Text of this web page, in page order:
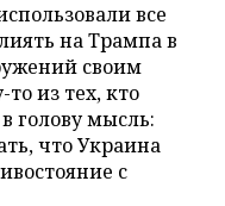
все
на Трампа в
своим
из тех, кто
голову мысль:
что Украина
с